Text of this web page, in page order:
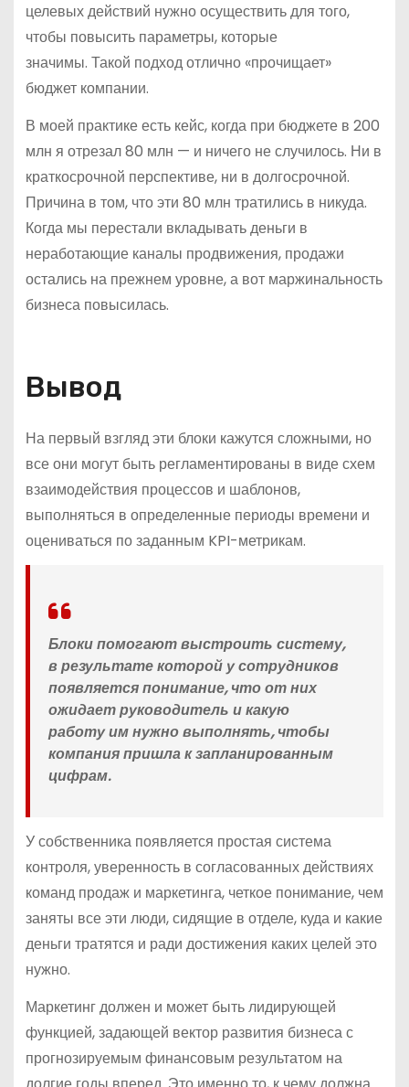
целевых действий нужно осуществить для того,
чтобы повысить параметры, которые
значимы. Такой подход отлично «прочищает»
бюджет компании.
В моей практике есть кейс, когда при бюджете в 200
млн я отрезал 80 млн — и ничего не случилось. Ни в
краткосрочной перспективе, ни в долгосрочной.
Причина в том, что эти 80 млн тратились в никуда.
Когда мы перестали вкладывать деньги в
неработающие каналы продвижения, продажи
остались на прежнем уровне, а вот маржинальность
бизнеса повысилась.
Вывод
На первый взгляд эти блоки кажутся сложными, но
все они могут быть регламентированы в виде схем
взаимодействия процессов и шаблонов,
выполняться в определенные периоды времени и
оцениваться по заданным KPI-метрикам.
Блоки помогают выстроить систему,
в результате которой у сотрудников
появляется понимание, что от них
ожидает руководитель и какую
работу им нужно выполнять, чтобы
компания пришла к запланированным
цифрам.
У собственника появляется простая система
контроля, уверенность в согласованных действиях
команд продаж и маркетинга, четкое понимание, чем
заняты все эти люди, сидящие в отделе, куда и какие
деньги тратятся и ради достижения каких целей это
нужно.
Маркетинг должен и может быть лидирующей
функцией, задающей вектор развития бизнеса с
прогнозируемым финансовым результатом на